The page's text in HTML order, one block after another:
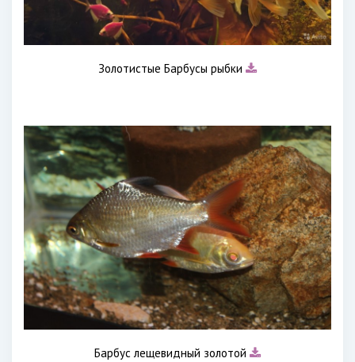
Золотистые Барбусы рыбки
Барбус лещевидный золотой